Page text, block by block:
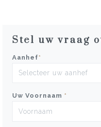
Stel uw vraag
Aanhef*
Uw Voornaam *